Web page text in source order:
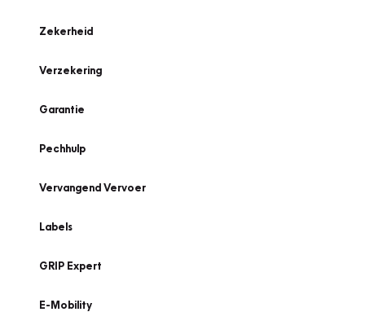
Zekerheid
Verzekering
Garantie
Pechhulp
Vervangend Vervoer
Labels
GRIP Expert
E-Mobility